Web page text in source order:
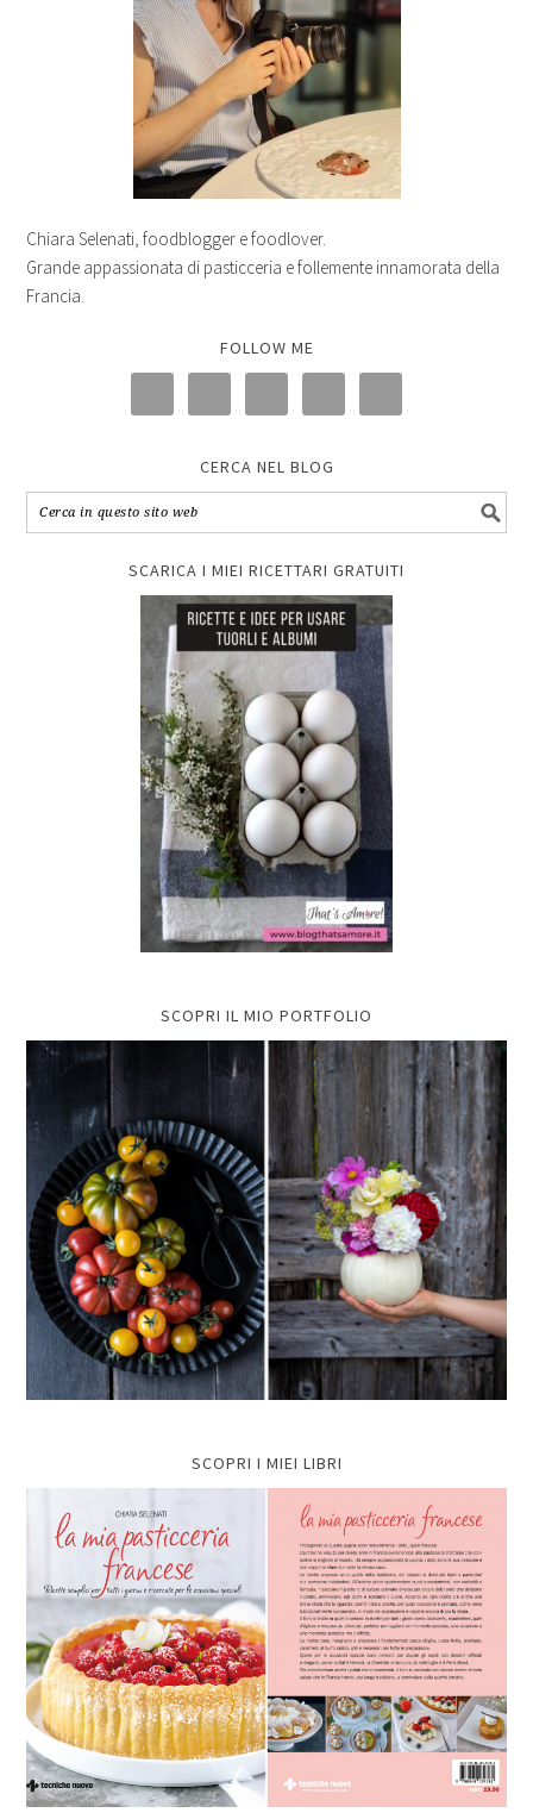
Chiara Selenati, foodblogger e foodlover.
Grande appassionata di pasticceria e follemente innamorata della
Francia.
FOLLOW ME
CERCA NEL BLOG
SCARICA I MIEI RICETTARI GRATUITI
SCOPRI IL MIO PORTFOLIO
SCOPRI I MIEI LIBRI